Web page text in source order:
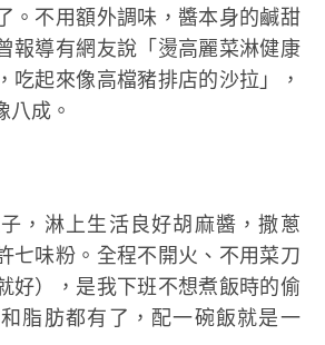
。不用額外調味，醬本身的鹹甜
報導有網友說「燙高麗菜淋健康
吃起來像高檔豬排店的沙拉」，
八成。
，淋上生活良好胡麻醬，撒蔥
七味粉。全程不開火、不用菜刀
好），是我下班不想煮飯時的偷
脂肪都有了，配一碗飯就是一